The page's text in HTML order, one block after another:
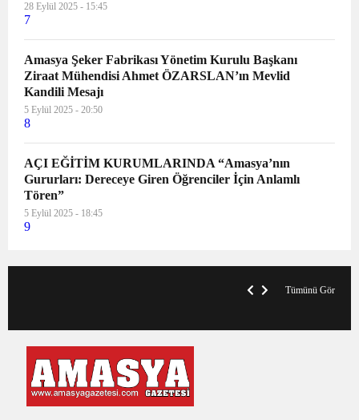
28 Eylül 2025 - 15:45
7
Amasya Şeker Fabrikası Yönetim Kurulu Başkanı
Ziraat Mühendisi Ahmet ÖZARSLAN’ın Mevlid
Kandili Mesajı
5 Eylül 2025 - 20:50
8
AÇI EĞİTİM KURUMLARINDA “Amasya’nın
Gururları: Dereceye Giren Öğrenciler İçin Anlamlı
Tören”
5 Eylül 2025 - 18:45
9
Tümünü Gör